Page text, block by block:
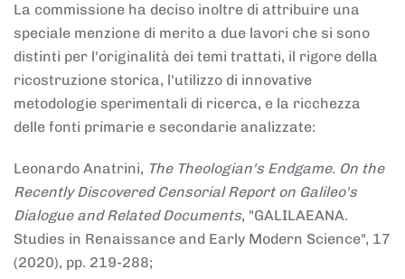
La commissione ha deciso inoltre di attribuire una
speciale menzione di merito a due lavori che si sono
distinti per l'originalità dei temi trattati, il rigore della
ricostruzione storica, l'utilizzo di innovative
metodologie sperimentali di ricerca, e la ricchezza
delle fonti primarie e secondarie analizzate:
Leonardo Anatrini, The Theologian's Endgame. On the
Recently Discovered Censorial Report on Galileo's
Dialogue and Related Documents, "GALILAEANA.
Studies in Renaissance and Early Modern Science", 17
(2020), pp. 219-288;